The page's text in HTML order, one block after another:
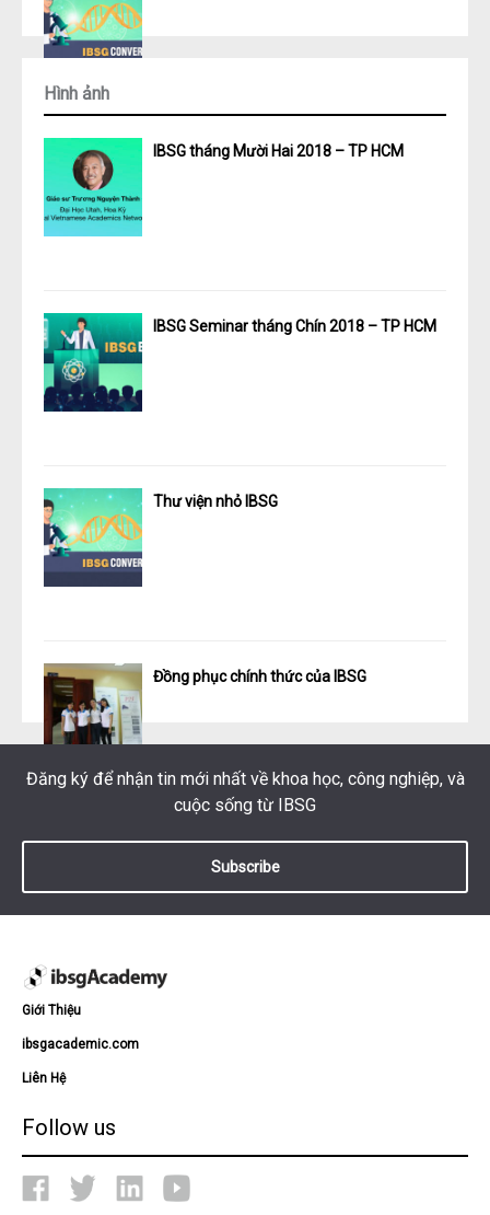
Hình ảnh
IBSG tháng Mười Hai 2018 – TP HCM
IBSG Seminar tháng Chín 2018 – TP HCM
Thư viện nhỏ IBSG
Đồng phục chính thức của IBSG
Đăng ký để nhận tin mới nhất về khoa học, công nghiệp, và
cuộc sống từ IBSG
Subscribe
Giới Thiệu
ibsgacademic.com
Liên Hệ
Follow us